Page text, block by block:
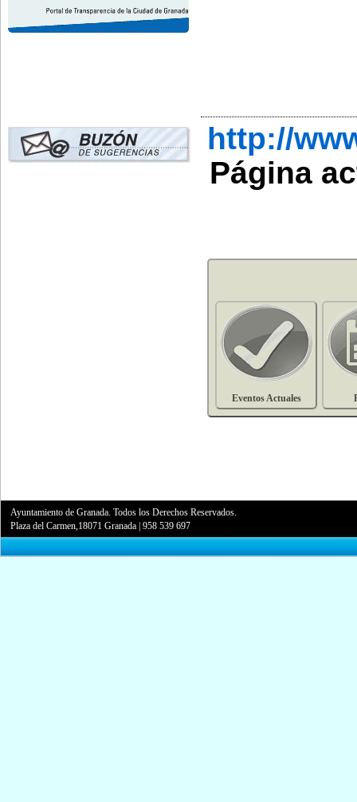
http://
Página
Eventos Actuales
Ayuntamiento de Granada. Todos los Derechos Reservados.
Plaza del Carmen,18071 Granada |958 539 697